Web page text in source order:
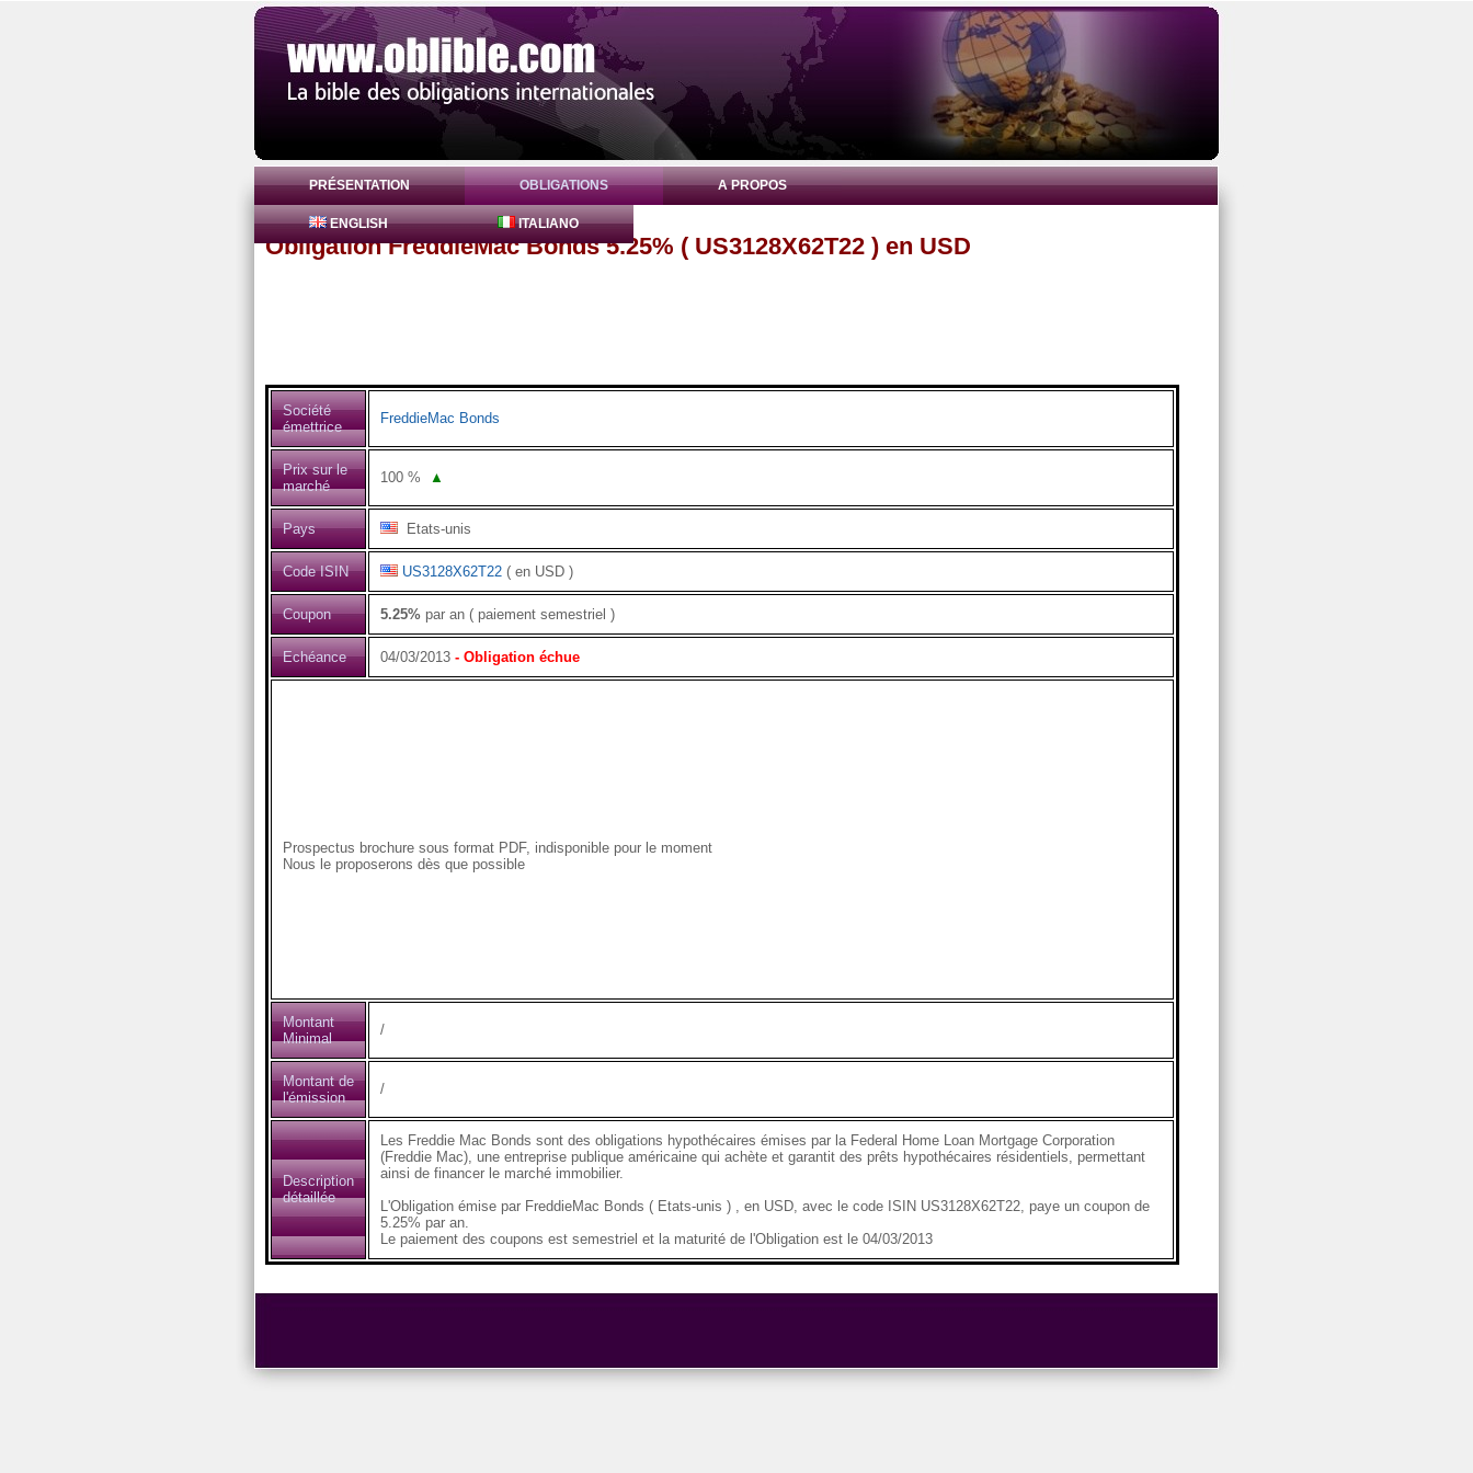
PRÉSENTATION OBLIGATIONS A PROPOS
ENGLISH ITALIANO
Obligation FreddieMac Bonds 5.25% ( US3128X62T22 ) en USD
Société
émettrice
FreddieMac Bonds
Prix sur le
marché
100% ▲
Pays Etats-unis
Code ISIN US3128X62T22( en USD )
Coupon 5.25%par an ( paiement semestriel )
Echéance 04/03/2013- Obligation échue
Prospectus brochure sous format PDF, indisponible pour le moment
Nous le proposerons dès que possible
Montant
Minimal
/
Montant de
l'émission
/
Description
détaillée
Les Freddie Mac Bonds sont des obligations hypothécaires émises par la Federal Home Loan Mortgage Corporation
(Freddie Mac), une entreprise publique américaine qui achète et garantit des prêts hypothécaires résidentiels, permettant
ainsi de financer le marché immobilier.
L'Obligation émise par FreddieMac Bonds ( Etats-unis ) , en USD, avec le code ISIN US3128X62T22, paye un coupon de
5.25% par an.
Le paiement des coupons est semestriel et la maturité de l'Obligation est le 04/03/2013